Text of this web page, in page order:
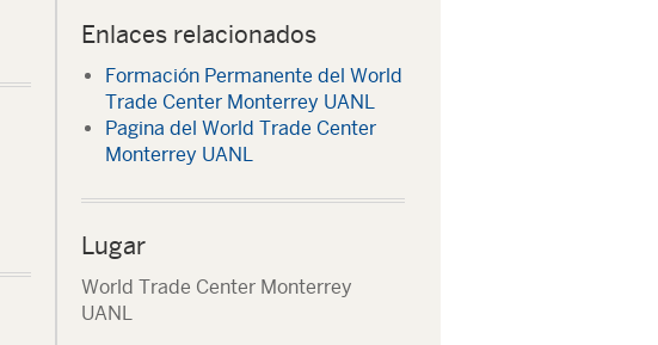
Enlaces relacionados
Formación Permanente del World
Trade Center Monterrey UANL
Pagina del World Trade Center
Monterrey UANL
Lugar
World Trade Center Monterrey
UANL